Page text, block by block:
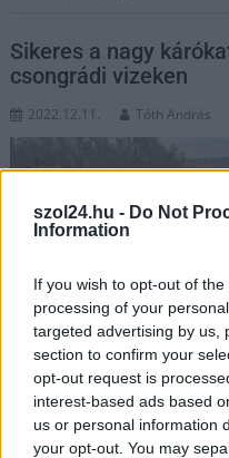
szol24.hu - Do Not
Information
If you wish to opt-out of
processing of your
targeted advertising by us,
section to confirm your
opt-out request is
interest-based ads based
us or personal information
your opt-out. You may
Sikeres a nagy
csongrádi vizeken
2022.12.11. Tóth András
hivatásos halőrei a
hivatásos vadőrének
gyérítést végeztek a tiszai
HECSMSZ a kormorán